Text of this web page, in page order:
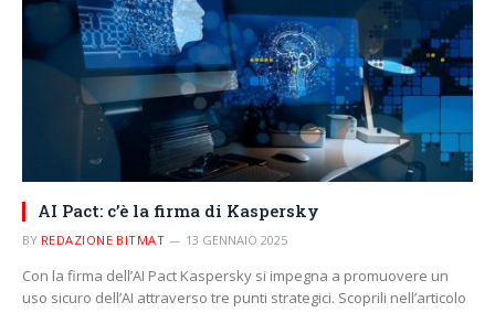
AI Pact: c’è la firma di Kaspersky
BY REDAZIONE BITMAT 13 GENNAIO 2025
Con la firma dell’AI Pact Kaspersky si impegna a promuovere un
uso sicuro dell’AI attraverso tre punti strategici. Scoprili nell’articolo